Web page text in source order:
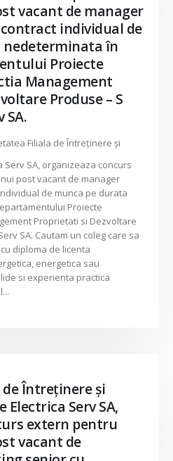
vacant de manager
individual de
nedeterminata în
Proiecte
Management
Produse – S
SA.
Filiala de Întreţinere şi
Serv SA, organizeaza concurs
post vacant de manager
de munca pe durata
Proiecte
Proprietati si Dezvoltare
SA. Cautam un coleg care sa
diploma de licenta
energetica sau
si experienta practica
Întreţinere şi
Electrica Serv SA,
extern pentru
vacant de